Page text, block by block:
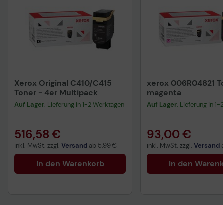
Xerox Original C410/C415
Toner - 4er Multipack
Auf Lager: Lieferung in 1-2 Werktagen
516,58 €
inkl. MwSt. zzgl. Versand ab 5,99 €
In den Warenkorb
xerox 006R04821
magenta
Auf Lager: Lieferung in
93,00 €
inkl. MwSt. zzgl. Versand
In den